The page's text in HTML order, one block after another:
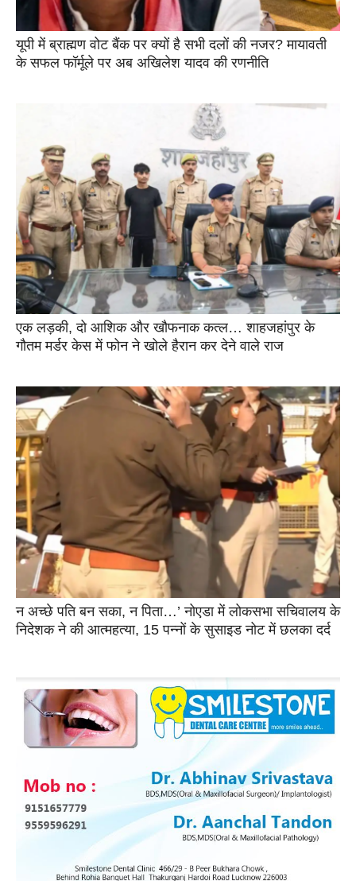
यूपी में ब्राह्मण वोट बैंक पर क्यों है सभी दलों की नजर? मायावती
के सफल फॉर्मूले पर अब अखिलेश यादव की रणनीति
एक लड़की, दो आशिक और खौफनाक कत्ल… शाहजहांपुर के
गौतम मर्डर केस में फोन ने खोले हैरान कर देने वाले राज
न अच्छे पति बन सका, न पिता…’ नोएडा में लोकसभा सचिवालय के
निदेशक ने की आत्महत्या, 15 पन्नों के सुसाइड नोट में छलका दर्द